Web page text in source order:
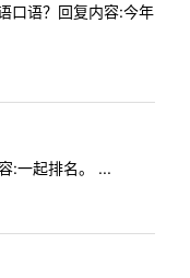
口语？回复内容:今年
:一起排名。 ...